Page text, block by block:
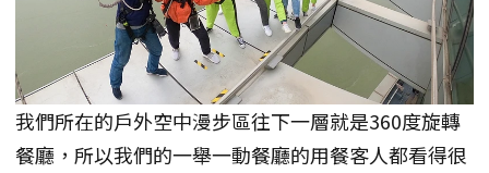
我們所在的戶外空中漫步區往下一層就是360度旋轉
餐廳，所以我們的一舉一動餐廳的用餐客人都看得很